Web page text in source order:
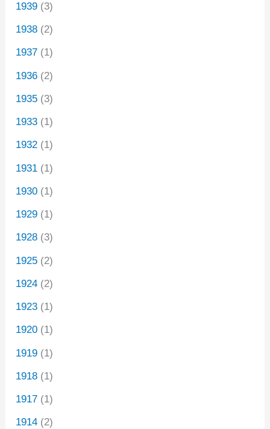
1939 (3)
1938 (2)
1937 (1)
1936 (2)
1935 (3)
1933 (1)
1932 (1)
1931 (1)
1930 (1)
1929 (1)
1928 (3)
1925 (2)
1924 (2)
1923 (1)
1920 (1)
1919 (1)
1918 (1)
1917 (1)
1914 (2)